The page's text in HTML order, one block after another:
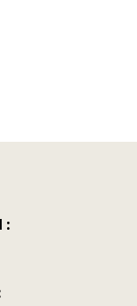
Bluesky
sur Facebook
: